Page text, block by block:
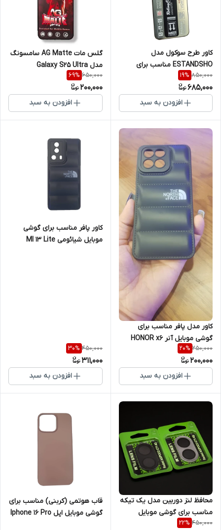
کاور طرح سوکول مدل
ESTANDSHO مناسب برای
A25
850,000
19%
685,000
افزودن به سبد
گلس مات AG Matte سامسونگ
مدل Galaxy S25 Ultra
650,000
69%
200,000
افزودن به سبد
کاور مدل پافر مناسب برای
گوشی موبایل آنر HONOR x6
250,000
20%
200,000
افزودن به سبد
کاور پافر مناسب برای گوشی
موبایل شیائومی MI 13 Lite
450,000
30%
311,000
افزودن به سبد
محافظ لنز دوربین مدل یک تیکه
مناسب برای گوشی موبایل
شیائومی Redmi A5 / Poco C71
450,000
22%
قاب هوتمی (کربنی) مناسب برای
گوشی موبایل اپل Iphone 16 Pro